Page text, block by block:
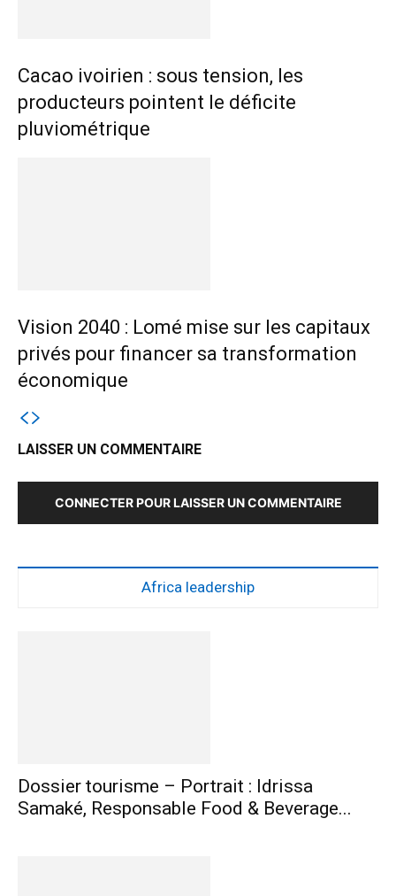
Cacao ivoirien : sous tension, les
producteurs pointent le déficite
pluviométrique
Vision 2040 : Lomé mise sur les capitaux
privés pour financer sa transformation
économique
LAISSER UN COMMENTAIRE
CONNECTER POUR LAISSER UN COMMENTAIRE
Africa leadership
Dossier tourisme – Portrait : Idrissa
Samaké, Responsable Food & Beverage...